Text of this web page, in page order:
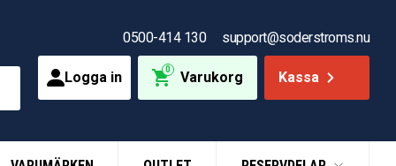
0500-414 130 support@soderstroms.nu
Logga in 0 Varukorg Kassa